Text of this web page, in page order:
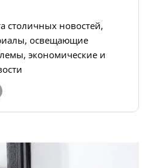
столичных новостей,
освещающие
экономические и